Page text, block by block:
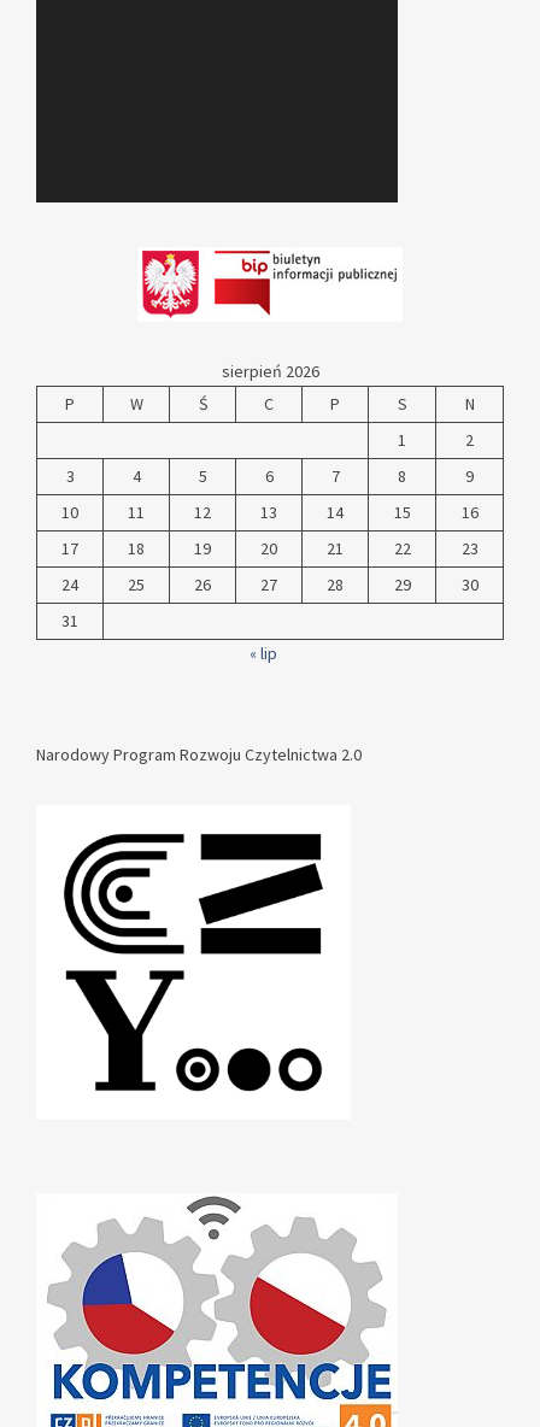
sierpień 2026
P
W Ś C P S
N
1
2
3
4 5 6 7 8
9
10
11 12 13 14 15
16
17
18 19 20 21 22
23
24
25 26 27 28 29
30
31
« lip
Narodowy Program Rozwoju Czytelnictwa 2.0